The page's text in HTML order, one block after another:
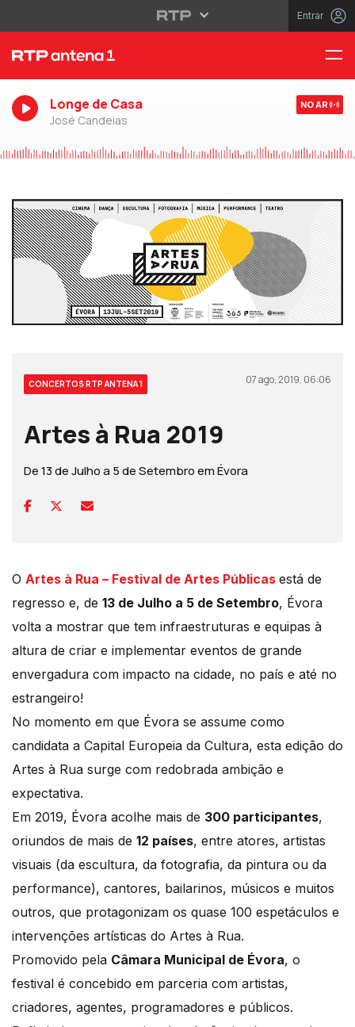
Entrar
Longe de Casa
José Candeias
NO AR
CONCERTOS RTP ANTENA 1 07 ago, 2019, 06:06
Artes à Rua 2019
De 13 de Julho a 5 de Setembro em Évora
O Artes à Rua – Festival de Artes Públicas está de
regresso e, de 13 de Julho a 5 de Setembro, Évora
volta a mostrar que tem infraestruturas e equipas à
altura de criar e implementar eventos de grande
envergadura com impacto na cidade, no país e até no
estrangeiro!
No momento em que Évora se assume como
candidata a Capital Europeia da Cultura, esta edição do
Artes à Rua surge com redobrada ambição e
expectativa.
Em 2019, Évora acolhe mais de 300 participantes,
oriundos de mais de 12 países, entre atores, artistas
visuais (da escultura, da fotografia, da pintura ou da
performance), cantores, bailarinos, músicos e muitos
outros, que protagonizam os quase 100 espetáculos e
intervenções artísticas do Artes à Rua.
Promovido pela Câmara Municipal de Évora, o
festival é concebido em parceria com artistas,
criadores, agentes, programadores e públicos.